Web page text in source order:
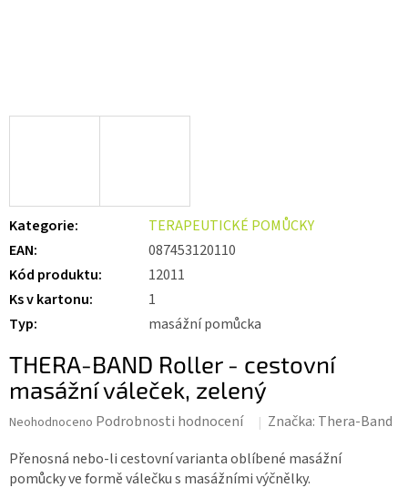
Kategorie:
TERAPEUTICKÉ POMŮCKY
EAN:
087453120110
Kód produktu:
12011
Ks v kartonu:
1
Typ: masážní pomůcka
THERA-BAND Roller - cestovní
masážní váleček, zelený
Průměrné
produktu
0,0
Neohodnoceno Podrobnosti hodnocení Značka: Thera-Band
Přenosná nebo-li cestovní varianta oblíbené masážní
pomůcky ve formě válečku s masážními výčnělky.